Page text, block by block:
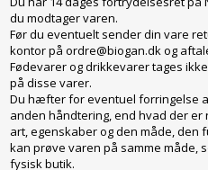
du modtager varen.
Før du eventuelt sender din vare
kontor på ordre@biogan.dk og
Fødevarer og drikkevarer tages
på disse varer.
Du hæfter for eventuel forringelse
anden håndtering, end hvad der
art, egenskaber og den måde, den
kan prøve varen på samme måde,
fysisk butik.